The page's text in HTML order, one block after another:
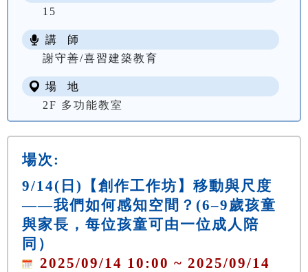
15
講 師
謝守善/喜習建築教育
場 地
2F 多功能教室
場次:
9/14(日)【創作工作坊】移動與尺度
——我們如何感知空間？(6–9歲孩童
與家長，每位孩童可由一位成人陪
同）
2025/09/14 10:00 ~ 2025/09/14